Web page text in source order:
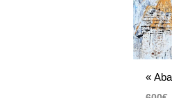
«